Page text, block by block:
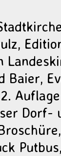
Baier,
Auflage
Dorf-
Putbus,